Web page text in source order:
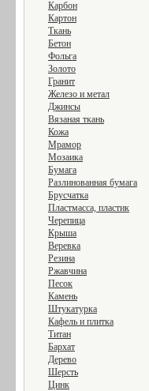
Карбон
Картон
Ткань
Бетон
Фольга
Золото
Гранит
Железо и метал
Джинсы
Вязаная ткань
Кожа
Мрамор
Мозаика
Бумага
Разлинованная бумага
Брусчатка
Пластмасса, пластик
Черепица
Крыша
Веревка
Резина
Ржавчина
Песок
Камень
Штукатурка
Кафель и плитка
Титан
Бархат
Дерево
Шерсть
Цинк